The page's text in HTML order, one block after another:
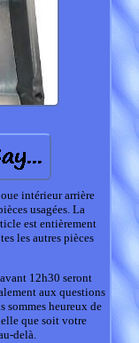
intérieur arrière
usagées. La
est entièrement
les autres pièces
12h30 seront
aux questions
sommes heureux de
que soit votre
delà.